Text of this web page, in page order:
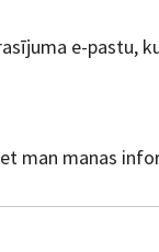
e-pastu,
man manas